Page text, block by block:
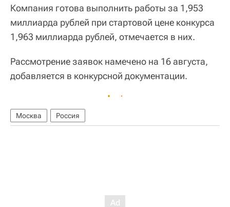
Компания готова выполнить работы за 1,953
миллиарда рублей при стартовой цене конкурса
1,963 миллиарда рублей, отмечается в них.
Рассмотрение заявок намечено на 16 августа,
добавляется в конкурсной документации.
Москва Россия